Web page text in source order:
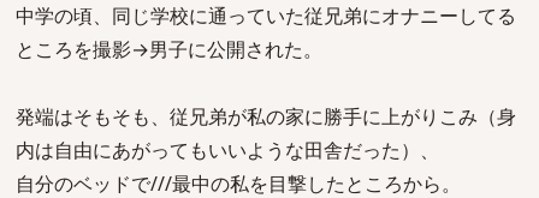
中学の頃、同じ学校に通っていた従兄弟にオナニーしてる
ところを撮影→男子に公開された。
発端はそもそも、従兄弟が私の家に勝手に上がりこみ（身
内は自由にあがってもいいような田舎だった）、
自分のベッドで///最中の私を目撃したところから。